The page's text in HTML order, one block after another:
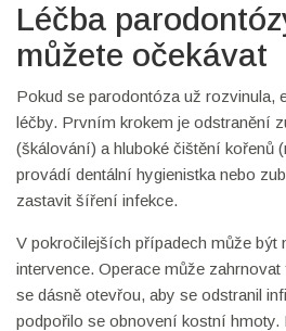
Léčba
můžete očekávat
Pokud se parodontóza už rozvinula,
léčby. Prvním krokem je odstranění
(škálování) a hluboké čištění kořenů
provádí dentální hygienistka nebo
zastavit šíření infekce.
V pokročilejších případech může být
intervence. Operace může
se dásně otevřou, aby se odstranil
podpořilo se obnovení kostní hmoty.